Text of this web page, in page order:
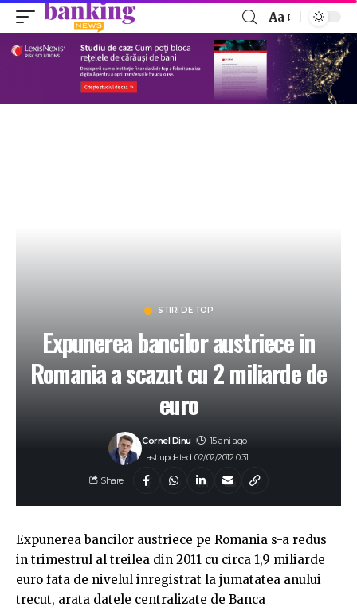
Aa
STIRI DE TOP
Expunerea bancilor austriece in
Romania a scazut cu 2 miliarde de
euro
Last updated: 02/02/2012 0:31
Cornel Dinu 15 ani ago
Share
Expunerea bancilor austriece pe Romania s-a redus
in trimestrul al treilea din 2011 cu circa 1,9 miliarde
euro fata de nivelul inregistrat la jumatatea anului
trecut, arata datele centralizate de Banca